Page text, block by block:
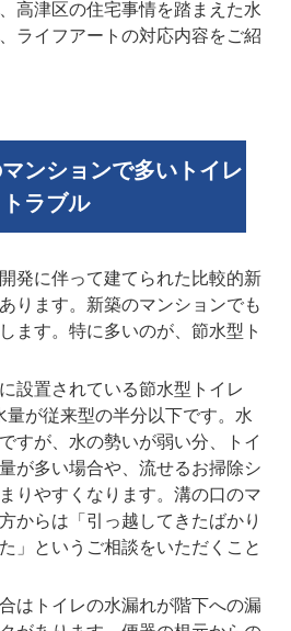
高津区の住宅事情を踏まえた水
ライフアートの対応内容をご紹
ンションで多いトイレ
トラブル
発に伴って建てられた比較的新
ります。新築のマンションでも
ます。特に多いのが、節水型ト
設置されている節水型トイレ
量が従来型の半分以下です。水
すが、水の勢いが弱い分、トイ
が多い場合や、流せるお掃除シ
りやすくなります。溝の口のマ
からは「引っ越してきたばかり
」というご相談をいただくこと
はトイレの水漏れが階下への漏